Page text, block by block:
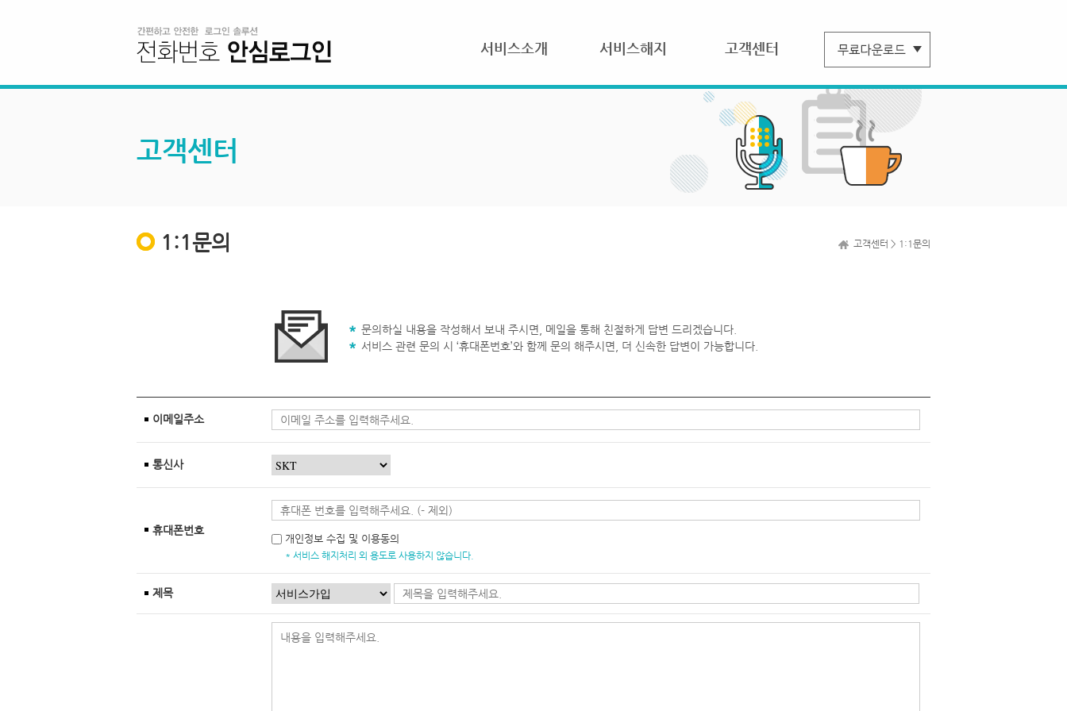
서비스소개 서비스해지 고객센터
고객센터
1:1문의 고객센터 > 1:1문의
문의하실 내용을 작성해서 보내 주시면, 메일을 통해 친절하게 답변 드리겠습니다.
서비스 관련 문의 시 ‘휴대폰번호’와 함께 문의 해주시면, 더 신속한 답변이 가능합니다.
이메일주소
통신사
휴대폰번호
개인정보 수집 및 이용동의
* 서비스 해지처리 외 용도로 사용하지 않습니다.
제목